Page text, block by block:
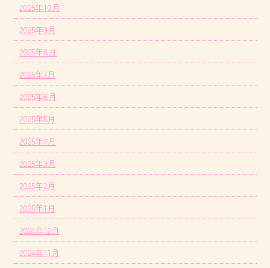
2025年10月
2025年9月
2025年8月
2025年7月
2025年6月
2025年5月
2025年4月
2025年3月
2025年2月
2025年1月
2024年12月
2024年11月